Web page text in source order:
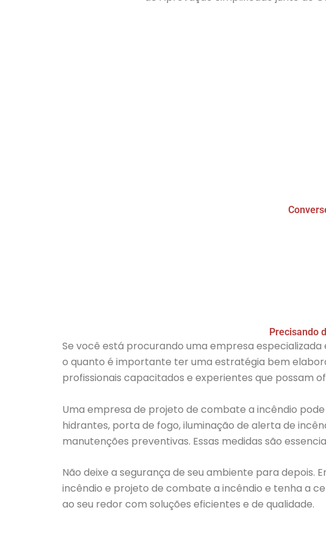
Precisando
Se você está procurando uma empresa
o quanto é importante ter uma estratégia bem
profissionais capacitados e experientes que possam
Uma empresa de projeto de combate a incêndio
hidrantes, porta de fogo, iluminação de alerta de
manutenções preventivas. Essas medidas são
Não deixe a segurança de seu ambiente para
incêndio e projeto de combate a incêndio e tenha a
ao seu redor com soluções eficientes e de qualidade.